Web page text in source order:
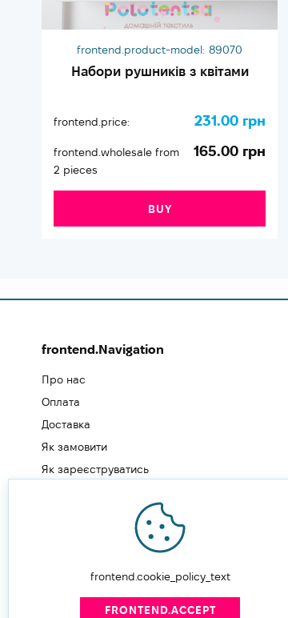
frontend.product-model: 89070
Набори рушників з квітами
frontend.price: 231.00 грн
frontend.wholesale from
2 pieces
165.00 грн
BUY
frontend.Navigation
Про нас
Оплата
Доставка
Як замовити
Як зареєструватись
Політика конфіденційності
frontend.cookie_policy_text
FRONTEND.ACCEPT